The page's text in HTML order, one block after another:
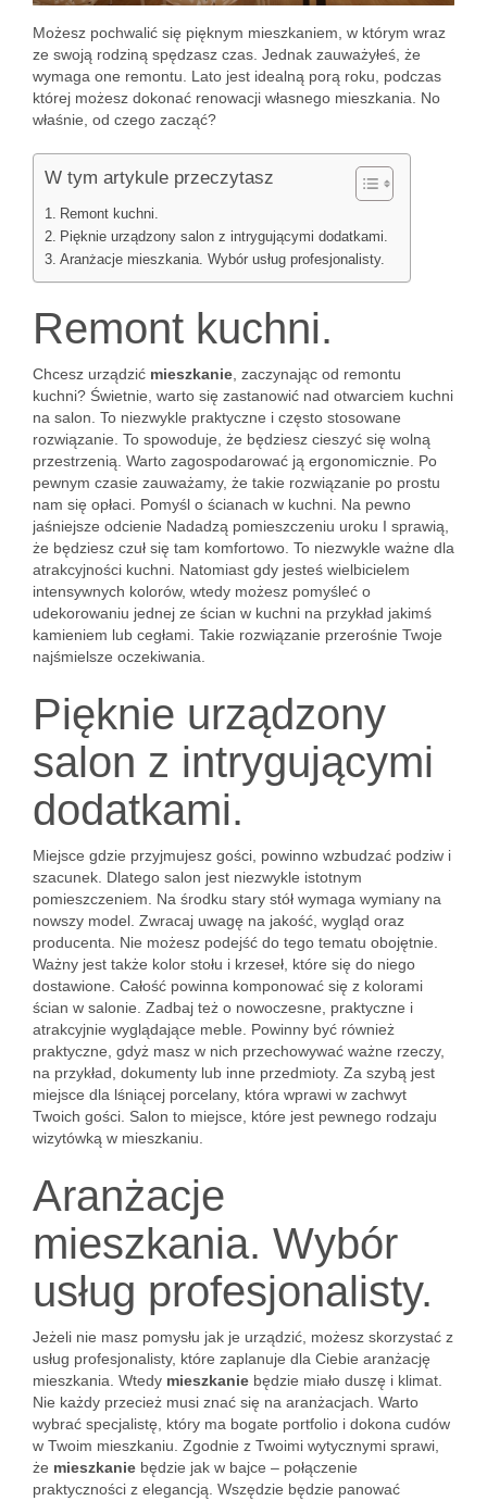
Możesz pochwalić się pięknym mieszkaniem, w którym wraz
ze swoją rodziną spędzasz czas. Jednak zauważyłeś, że
wymaga one remontu. Lato jest idealną porą roku, podczas
której możesz dokonać renowacji własnego mieszkania. No
właśnie, od czego zacząć?
W tym artykule przeczytasz
Remont kuchni.
Pięknie urządzony salon z intrygującymi dodatkami.
Aranżacje mieszkania. Wybór usług profesjonalisty.
Remont kuchni.
Chcesz urządzić mieszkanie , zaczynając od remontu
kuchni? Świetnie, warto się zastanowić nad otwarciem kuchni
na salon. To niezwykle praktyczne i często stosowane
rozwiązanie. To spowoduje, że będziesz cieszyć się wolną
przestrzenią. Warto zagospodarować ją ergonomicznie. Po
pewnym czasie zauważamy, że takie rozwiązanie po prostu
nam się opłaci. Pomyśl o ścianach w kuchni. Na pewno
jaśniejsze odcienie Nadadzą pomieszczeniu uroku I sprawią,
że będziesz czuł się tam komfortowo. To niezwykle ważne dla
atrakcyjności kuchni. Natomiast gdy jesteś wielbicielem
intensywnych kolorów, wtedy możesz pomyśleć o
udekorowaniu jednej ze ścian w kuchni na przykład jakimś
kamieniem lub cegłami. Takie rozwiązanie przerośnie Twoje
najśmielsze oczekiwania.
Pięknie urządzony
salon z intrygującymi
dodatkami.
Miejsce gdzie przyjmujesz gości, powinno wzbudzać podziw i
szacunek. Dlatego salon jest niezwykle istotnym
pomieszczeniem. Na środku stary stół wymaga wymiany na
nowszy model. Zwracaj uwagę na jakość, wygląd oraz
producenta. Nie możesz podejść do tego tematu obojętnie.
Ważny jest także kolor stołu i krzeseł, które się do niego
dostawione. Całość powinna komponować się z kolorami
ścian w salonie. Zadbaj też o nowoczesne, praktyczne i
atrakcyjnie wyglądające meble. Powinny być również
praktyczne, gdyż masz w nich przechowywać ważne rzeczy,
na przykład, dokumenty lub inne przedmioty. Za szybą jest
miejsce dla lśniącej porcelany, która wprawi w zachwyt
Twoich gości. Salon to miejsce, które jest pewnego rodzaju
wizytówką w mieszkaniu.
Aranżacje
mieszkania. Wybór
usług profesjonalisty.
Jeżeli nie masz pomysłu jak je urządzić, możesz skorzystać z
usług profesjonalisty, które zaplanuje dla Ciebie aranżację
mieszkania. Wtedy mieszkanie będzie miało duszę i klimat.
Nie każdy przecież musi znać się na aranżacjach. Warto
wybrać specjalistę, który ma bogate portfolio i dokona cudów
w Twoim mieszkaniu. Zgodnie z Twoimi wytycznymi sprawi,
że mieszkanie będzie jak w bajce – połączenie
praktyczności z elegancją. Wszędzie będzie panować